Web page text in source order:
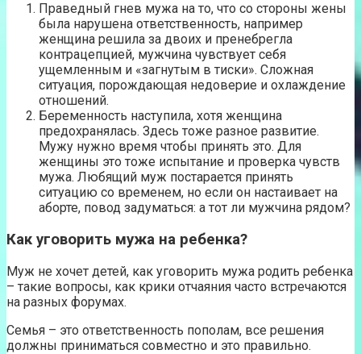
Праведный гнев мужа на то, что со стороны жены
была нарушена ответственность, например
женщина решила за двоих и пренебрегла
контрацепцией, мужчина чувствует себя
ущемленным и «загнутым в тиски». Сложная
ситуация, порождающая недоверие и охлаждение
отношений.
Беременность наступила, хотя женщина
предохранялась. Здесь тоже разное развитие.
Мужу нужно время чтобы принять это. Для
женщины это тоже испытание и проверка чувств
мужа. Любящий муж постарается принять
ситуацию со временем, но если он настаивает на
аборте, повод задуматься: а тот ли мужчина рядом?
Как уговорить мужа на ребенка?
Муж не хочет детей, как уговорить мужа родить ребенка
– такие вопросы, как крики отчаяния часто встречаются
на разных форумах.
Семья – это ответственность пополам, все решения
должны приниматься совместно и это правильно.